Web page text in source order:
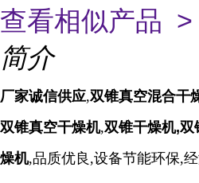
查看相似产品 >
简介
厂家诚信供应,双锥真空混合干
双锥真空干燥机,双锥干燥机,双
燥机,品质优良,设备节能环保,